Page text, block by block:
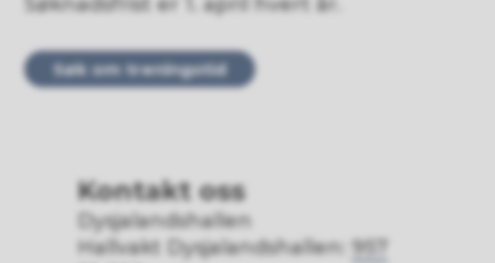
Søk om treningstid
Kontakt oss
Dysjalandshallen
Hallvakt Dysjalandshallen:
957